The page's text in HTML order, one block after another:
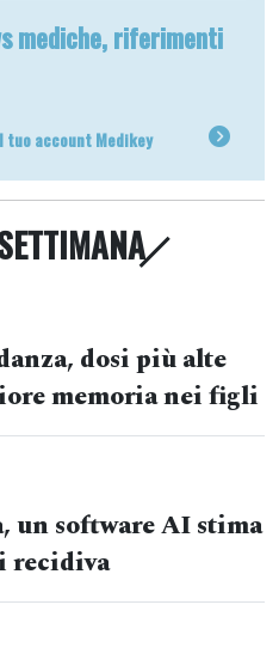
mediche, riferimenti
account Medikey
dosi più alte
memoria nei figli
un software AI stima
recidiva